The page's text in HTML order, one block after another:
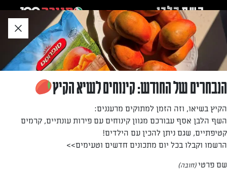
לאזור
תוכן
תחתון
חזרה לעמוד הבית
דניאל פיטשון
—
הנבחרים של החודש: קינוחים לשיא הקיץ
הקיץ בשיאו, וזה הזמן למתוקים מרעננים:
השף הלבן אסף עבורכם מגוון קינוחים עם פירות עונתיים, קרמים
קטיפתיים, שגם ניתן להכין עם הילדים!
הרשמו וקבלו בכל יום מתכונים חדשים וטעימים>>
שם פרטי(חובה)